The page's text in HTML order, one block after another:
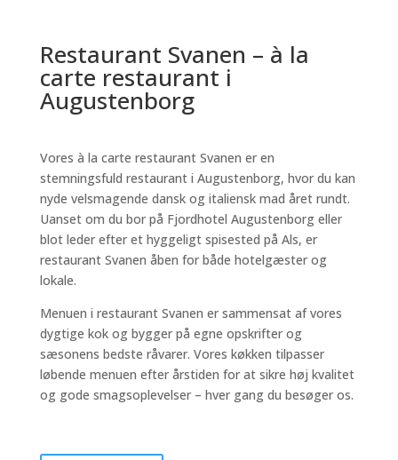
Restaurant Svanen – à la
carte restaurant i
Augustenborg
Vores à la carte restaurant Svanen er en
stemningsfuld restaurant i Augustenborg, hvor du kan
nyde velsmagende dansk og italiensk mad året rundt.
Uanset om du bor på Fjordhotel Augustenborg eller
blot leder efter et hyggeligt spisested på Als, er
restaurant Svanen åben for både hotelgæster og
lokale.
Menuen i restaurant Svanen er sammensat af vores
dygtige kok og bygger på egne opskrifter og
sæsonens bedste råvarer. Vores køkken tilpasser
løbende menuen efter årstiden for at sikre høj kvalitet
og gode smagsoplevelser – hver gang du besøger os.